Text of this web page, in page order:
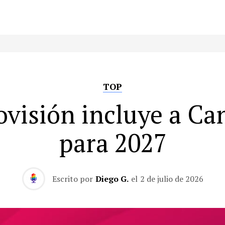
TOP
incluye a
para 2027
Escrito por Diego G. el 2 de julio de 2026